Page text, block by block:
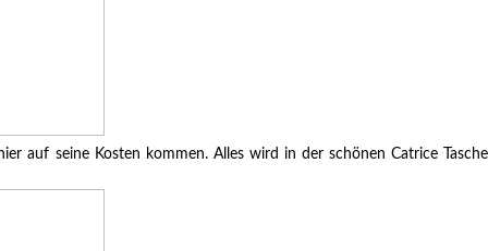
auf seine Kosten kommen. Alles wird in der schönen Catrice Tasche